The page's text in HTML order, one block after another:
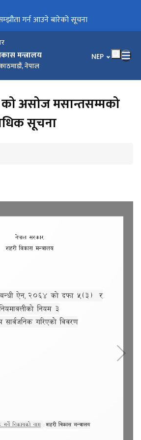
मन्त्रालय
नेपाल
भाषा चयन गर्नुहोस्
NEP
: २०८३-०१-१३)
: २०८३-०१-११)
गर्न आउने बारेको सूचना
सम्बन्धी सूचना
सामानहरूका बारे सार्वजनिक सूचना
असोज मसान्तसम्मको
सूचना